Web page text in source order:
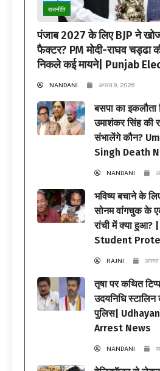
राजनीति
पंजाब 2027 के लिए BJP ने
फैक्टर? PM मोदी-राघव चड्ढा
निकले कई मायने| Punjab
NANDANI अगस्त 9, 2026
बसपा का
उमाशंकर सिंह की
संभालेंगे कौन?
Singh Death
NANDANI
भविष्य बचाने के
सोनम वांगचुक के
रांची में क्या हुआ?
Student
RAJNI अगस्त
तृषा पर कथित
उदयनिधि
पुलिस|
Arrest News
NANDANI